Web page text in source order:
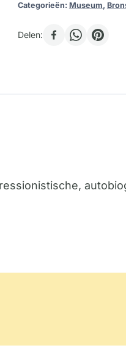
Categorieën: Museum,
Delen: